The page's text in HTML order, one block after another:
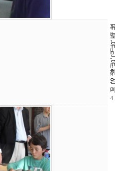
3
2
0
1
0
-
0
9
-
2
4